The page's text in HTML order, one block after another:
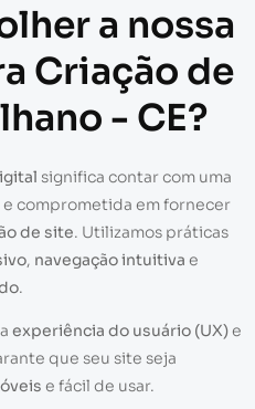
a nossa
Criação de
- CE?
significa contar com uma
comprometida em fornecer
de site. Utilizamos práticas
, navegação intuitiva e
.
experiência do usuário (UX)e
que seu site seja
e fácil de usar.